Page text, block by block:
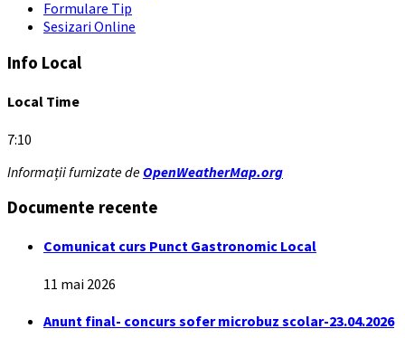
Formulare Tip
Sesizari Online
Info Local
Local Time
7:10
Informații furnizate de OpenWeatherMap.org
Documente recente
Comunicat curs Punct Gastronomic Local
11 mai 2026
Anunt final- concurs sofer microbuz scolar-23.04.2026